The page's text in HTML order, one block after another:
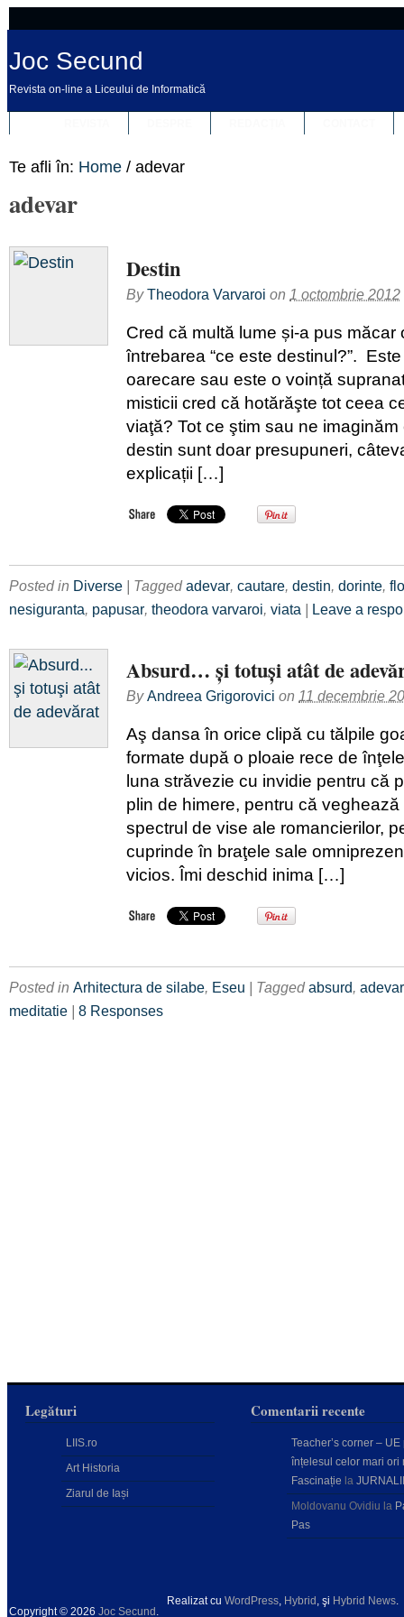
Joc Secund
Revista on-line a Liceului de Informatică
Te afli în: Home / adevar
adevar
Destin
ByTheodora Varvaroi on 1 octombrie 2012
Cred că multă lume și-a pus măcar
întrebarea “ce este destinul?”.
oarecare sau este o voință
misticii cred că hotărăşte tot ceea
viaţă? Tot ce ştim sau ne
destin sunt doar presupuneri,
explicații […]
Posted in Diverse | Taggedadevar, cautare, destin, dorinte,
nesiguranta, papusar, theodora varvaroi, viata | Leave a
Absurd… şi totuşi atât de
ByAndreea Grigorovici on 11 decembrie
Aş dansa în orice clipă cu tălpile
formate după o ploaie rece de
luna străvezie cu invidie pentru că
plin de himere, pentru că
spectrul de vise ale romancierilor,
cuprinde în braţele sale
vicios. Îmi deschid inima […]
Posted in Arhitectura de silabe, Eseu | Taggedabsurd, adevar
meditatie | 8 Responses
Legături
LIIS.ro
Art Historia
Ziarul de Iași
Comentarii recente
Teacher’s corner – UE
înțelesul celor mari ori
Fascinație la
Moldovanu Ovidiu la
Pas
Copyright © 2026 Joc Secund .
Realizat cu WordPress, Hybrid , şi Hybrid News.